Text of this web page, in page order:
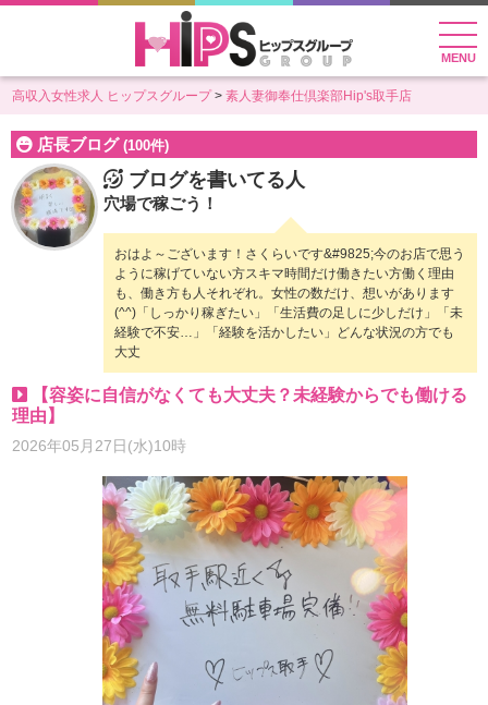
MENU
高収入女性求人 ヒップスグループ 素人妻御奉仕倶楽部Hip's取手店
店長ブログ (100件)
ブログを書いてる人
穴場で稼ごう！
おはよ～ございます！さくらいです&#9825;今のお店で思う
ように稼げていない方スキマ時間だけ働きたい方働く理由
も、働き方も人それぞれ。女性の数だけ、想いがあります
(^^)「しっかり稼ぎたい」「生活費の足しに少しだけ」「未
経験で不安…」「経験を活かしたい」どんな状況の方でも
大丈
【容姿に自信がなくても大丈夫？未経験からでも働ける
理由】
2026年05月27日(水)10時